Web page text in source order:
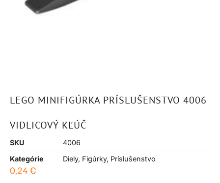
LEGO MINIFIGÚRKA PRÍSLUŠENSTVO 4006
VIDLICOVÝ KĽÚČ
SKU
4006
Kategórie
Diely, Figúrky, Príslušenstvo
0,24 €